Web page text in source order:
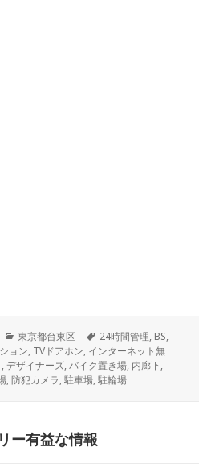
カ
テ
ゴ
リ
東京都台東区
タ
グ
24時間管理, BS,
ョン, TVドアホン, インターネット無
,デザイナーズ,バイク置き場, 内廊下,
,防犯カメラ,駐車場,駐輪場
ー有益な情報